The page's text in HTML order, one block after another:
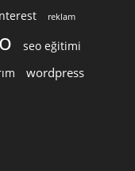
reklam
seo eğitimi
wordpress